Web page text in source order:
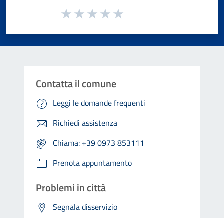
Valuta da 1 a 5 stelle la pagina
Contatta il comune
Leggi le domande frequenti
Richiedi assistenza
Chiama: +39 0973 853111
Prenota appuntamento
Problemi in città
Segnala disservizio